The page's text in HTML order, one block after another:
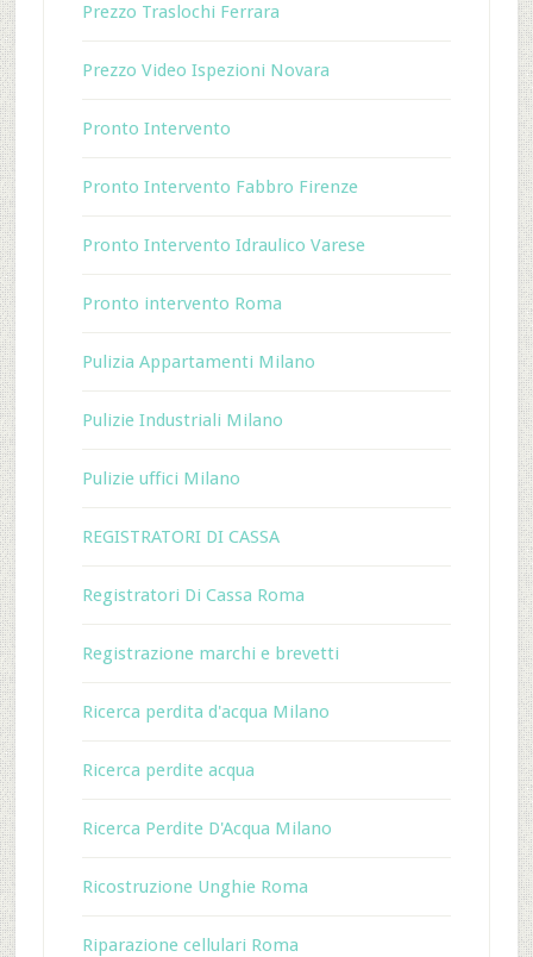
Prezzo Traslochi Ferrara
Prezzo Video Ispezioni Novara
Pronto Intervento
Pronto Intervento Fabbro Firenze
Pronto Intervento Idraulico Varese
Pronto intervento Roma
Pulizia Appartamenti Milano
Pulizie Industriali Milano
Pulizie uffici Milano
REGISTRATORI DI CASSA
Registratori Di Cassa Roma
Registrazione marchi e brevetti
Ricerca perdita d'acqua Milano
Ricerca perdite acqua
Ricerca Perdite D'Acqua Milano
Ricostruzione Unghie Roma
Riparazione cellulari Roma